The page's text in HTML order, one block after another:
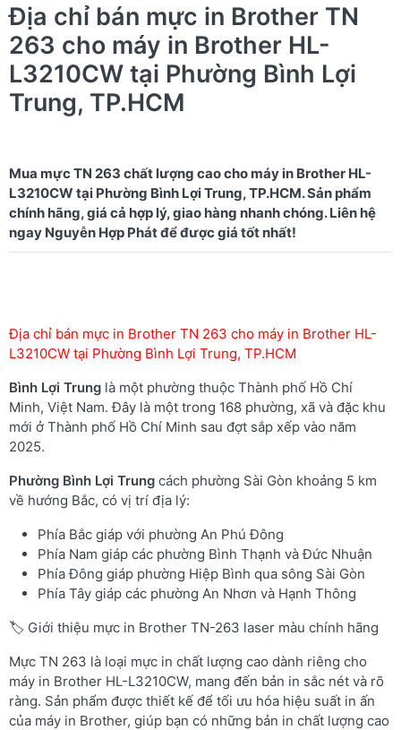
Địa chỉ bán mực in Brother TN
263 cho máy in Brother HL-
L3210CW tại Phường Bình Lợi
Trung, TP.HCM
Mua mực TN 263 chất lượng cao cho máy in Brother HL-
L3210CW tại Phường Bình Lợi Trung, TP.HCM. Sản phẩm
chính hãng, giá cả hợp lý, giao hàng nhanh chóng. Liên hệ
Địa chỉ bán mực in Brother TN 263 cho máy in Brother HL-
L3210CW tại Phường Bình Lợi Trung, TP.HCM
Bình Lợi Trung là một phường thuộc Thành phố Hồ Chí
Minh, Việt Nam. Đây là một trong 168 phường, xã và đặc khu
mới ở Thành phố Hồ Chí Minh sau đợt sắp xếp vào năm
2025.
Phường Bình Lợi Trung cách phường Sài Gòn khoảng 5 km
về hướng Bắc, có vị trí địa lý:
Phía Bắc giáp với phường An Phú Đông
Phía Nam giáp các phường Bình Thạnh và Đức Nhuận
Phía Đông giáp phường Hiệp Bình qua sông Sài Gòn
Phía Tây giáp các phường An Nhơn và Hạnh Thông
🏷️ Giới thiệu mực in Brother TN-263 laser màu chính hãng
Mực TN 263 là loại mực in chất lượng cao dành riêng cho
máy in Brother HL-L3210CW, mang đến bản in sắc nét và rõ
ràng. Sản phẩm được thiết kế để tối ưu hóa hiệu suất in ấn
của máy in Brother, giúp bạn có những bản in chất lượng cao